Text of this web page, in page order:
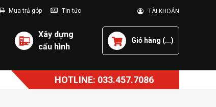
Mua trả góp Tin tức TÀI KHOẢN
Xây dựng
cấu hình
Giỏ hàng (...)
HOTLINE: 033.457.7086